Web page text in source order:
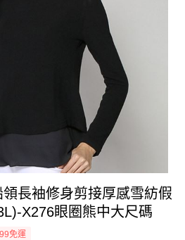
長袖修身剪接厚感雪紡假
X276眼圈熊中大尺碼
免運